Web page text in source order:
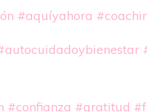
#aquíyahora
#confianza #gratitud